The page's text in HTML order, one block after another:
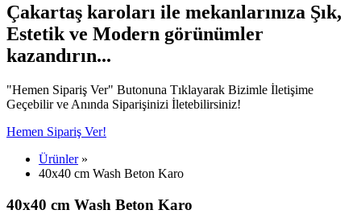
Çakartaş karoları ile mekanlarınıza Şık,
Estetik ve Modern görünümler
kazandırın...
"Hemen Sipariş Ver" Butonuna Tıklayarak Bizimle İletişime
Geçebilir ve Anında Siparişinizi İletebilirsiniz!
Hemen Sipariş Ver!
Ürünler »
40x40 cm Wash Beton Karo
40x40 cm Wash Beton Karo